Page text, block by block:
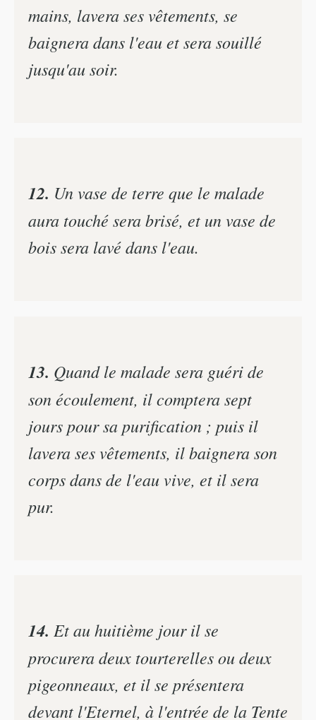
mains, lavera ses vêtements, se
baignera dans l'eau et sera souillé
jusqu'au soir.
12. Un vase de terre que le malade
aura touché sera brisé, et un vase de
bois sera lavé dans l'eau.
13. Quand le malade sera guéri de
son écoulement, il comptera sept
jours pour sa purification ; puis il
lavera ses vêtements, il baignera son
corps dans de l'eau vive, et il sera
pur.
14. Et au huitième jour il se
procurera deux tourterelles ou deux
pigeonneaux, et il se présentera
devant l'Eternel, à l'entrée de la Tente